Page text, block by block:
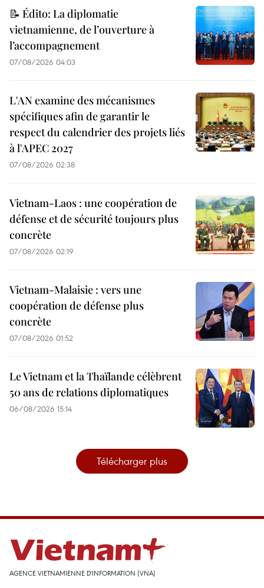
📝 Édito: La diplomatie
vietnamienne, de l’ouverture à
l’accompagnement
07/08/2026 04:03
L'AN examine des mécanismes
spécifiques afin de garantir le
respect du calendrier des projets liés
à l'APEC 2027
07/08/2026 02:38
Vietnam-Laos : une coopération de
défense et de sécurité toujours plus
concrète
07/08/2026 02:19
Vietnam-Malaisie : vers une
coopération de défense plus
concrète
07/08/2026 01:52
Le Vietnam et la Thaïlande célèbrent
50 ans de relations diplomatiques
06/08/2026 15:14
Télécharger plus
AGENCE VIETNAMIENNE D'INFORMATION (VNA)